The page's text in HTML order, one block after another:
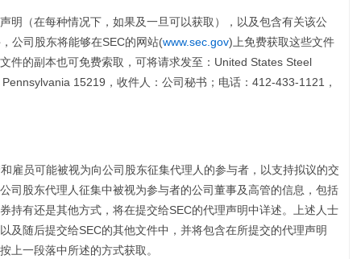
明（在每种情况下，如果及一旦可以获取），以及包含有关该公
公司股东将能够在SEC的网站(www.sec.gov)上免费获取这些文件
件的副本也可免费索取，可将请求发至：United States Steel
15219，收件人：公司秘书；电话：412-433-1121，
雇员可能被视为向公司股东征集代理人的参与者，以支持拟议的交
司股东代理人征集中被视为参与者的公司董事及高管的信息，包括
持有还是其他方式，将在提交给SEC的代理声明中详述。上述人士
及随后提交给SEC的其他文件中，并将包含在所提交的代理声明
上一段落中所述的方式获取。